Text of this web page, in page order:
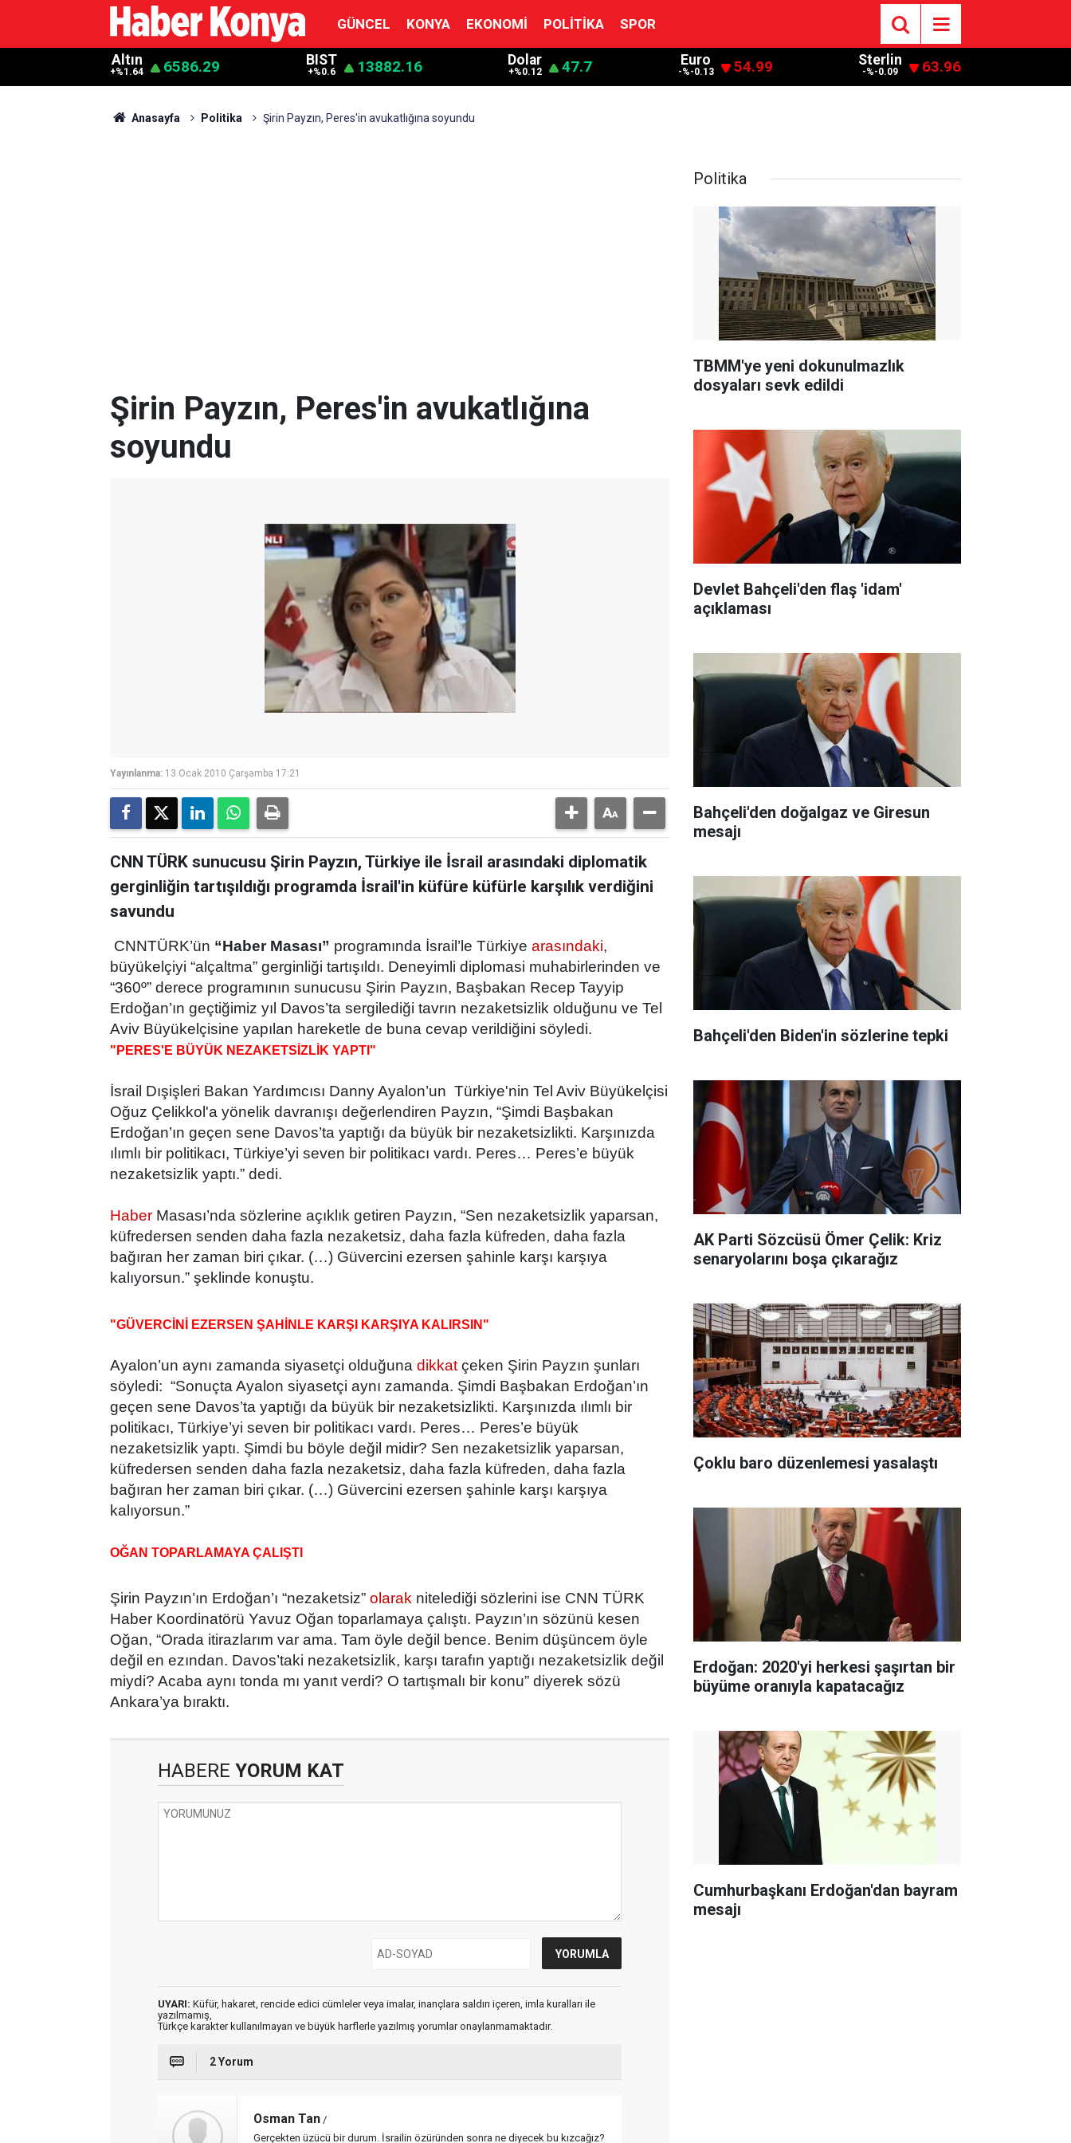
GÜNCEL KONYA EKONOMI POLITIKA SPOR
Altın
+%1.64 6586.29 BIST
+%0.6 13882.16 Dolar
+%0.12 47.7 Euro
-%-0.13 54.99 Sterlin
-%-0.09 63.96
Anasayfa Politika Şirin Payzın, Peres'in avukatlığına soyundu
Şirin Payzın, Peres'in avukatlığına
soyundu
Yayınlanma: 13 Ocak 2010 Çarşamba 17:21
CNN TÜRK sunucusu Şirin Payzın, Türkiye ile İsrail arasındaki diplomatik
gerginliğin tartışıldığı programda İsrail'in küfüre küfürle karşılık verdiğini
savundu
CNNTÜRK’ün “Haber Masası” programında İsrail’le Türkiye arasındaki,
büyükelçiyi “alçaltma” gerginliği tartışıldı. Deneyimli diplomasi muhabirlerinden ve
“360º” derece programının sunucusu Şirin Payzın, Başbakan Recep Tayyip
Erdoğan’ın geçtiğimiz yıl Davos’ta sergilediği tavrın nezaketsizlik olduğunu ve Tel
Aviv Büyükelçisine yapılan hareketle de buna cevap verildiğini söyledi.
"PERES'E BÜYÜK NEZAKETSİZLİK YAPTI"
İsrail Dışişleri Bakan Yardımcısı Danny Ayalon’un Türkiye'nin Tel Aviv Büyükelçisi
Oğuz Çelikkol'a yönelik davranışı değerlendiren Payzın, “Şimdi Başbakan
Erdoğan’ın geçen sene Davos’ta yaptığı da büyük bir nezaketsizlikti. Karşınızda
ılımlı bir politikacı, Türkiye’yi seven bir politikacı vardı. Peres… Peres’e büyük
nezaketsizlik yaptı.” dedi.
Haber Masası’nda sözlerine açıklık getiren Payzın, “Sen nezaketsizlik yaparsan,
küfredersen senden daha fazla nezaketsiz, daha fazla küfreden, daha fazla
bağıran her zaman biri çıkar. (…) Güvercini ezersen şahinle karşı karşıya
kalıyorsun.” şeklinde konuştu.
"GÜVERCİNİ EZERSEN ŞAHİNLE KARŞI KARŞIYA KALIRSIN"
Ayalon’un aynı zamanda siyasetçi olduğuna dikkat çeken Şirin Payzın şunları
söyledi: “Sonuçta Ayalon siyasetçi aynı zamanda. Şimdi Başbakan Erdoğan’ın
geçen sene Davos’ta yaptığı da büyük bir nezaketsizlikti. Karşınızda ılımlı bir
politikacı, Türkiye’yi seven bir politikacı vardı. Peres… Peres’e büyük
nezaketsizlik yaptı. Şimdi bu böyle değil midir? Sen nezaketsizlik yaparsan,
küfredersen senden daha fazla nezaketsiz, daha fazla küfreden, daha fazla
bağıran her zaman biri çıkar. (…) Güvercini ezersen şahinle karşı karşıya
kalıyorsun.”
OĞAN TOPARLAMAYA ÇALIŞTI
Şirin Payzın’ın Erdoğan’ı “nezaketsiz” olarak nitelediği sözlerini ise CNN TÜRK
Haber Koordinatörü Yavuz Oğan toparlamaya çalıştı. Payzın’ın sözünü kesen
Oğan, “Orada itirazlarım var ama. Tam öyle değil bence. Benim düşüncem öyle
değil en ezından. Davos’taki nezaketsizlik, karşı tarafın yaptığı nezaketsizlik değil
miydi? Acaba aynı tonda mı yanıt verdi? O tartışmalı bir konu” diyerek sözü
Ankara’ya bıraktı.
HABERE YORUM KAT
UYARI: Küfür, hakaret, rencide edici cümleler veya imalar, inançlara saldırı içeren, imla kuralları ile
yazılmamış,
Türkçe karakter kullanılmayan ve büyük harflerle yazılmış yorumlar onaylanmamaktadır.
2 Yorum
Osman Tan /
Gerçekten üzücü bir durum. İsrailin özüründen sonra ne diyecek bu kızcağız?
Politika
TBMM'ye yeni dokunulmazlık
dosyaları sevk edildi
Devlet Bahçeli'den flaş 'idam'
açıklaması
Bahçeli'den doğalgaz ve Giresun
mesajı
Bahçeli'den Biden'in sözlerine tepki
AK Parti Sözcüsü Ömer Çelik: Kriz
senaryolarını boşa çıkarağız
Çoklu baro düzenlemesi yasalaştı
Erdoğan: 2020'yi herkesi şaşırtan bir
büyüme oranıyla kapatacağız
Cumhurbaşkanı Erdoğan'dan bayram
mesajı